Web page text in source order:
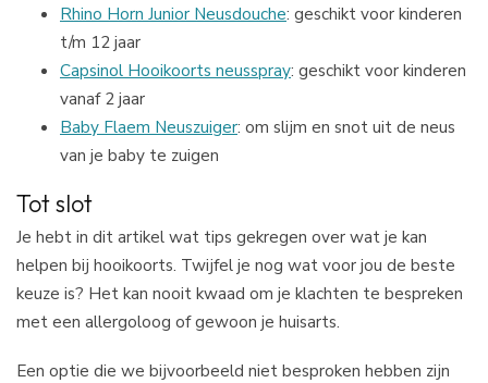
Rhino Horn Junior Neusdouche: geschikt voor kinderen
t/m 12 jaar
Capsinol Hooikoorts neusspray: geschikt voor kinderen
vanaf 2 jaar
Baby Flaem Neuszuiger: om slijm en snot uit de neus
van je baby te zuigen
Tot slot
Je hebt in dit artikel wat tips gekregen over wat je kan
helpen bij hooikoorts. Twijfel je nog wat voor jou de beste
keuze is? Het kan nooit kwaad om je klachten te bespreken
met een allergoloog of gewoon je huisarts.
Een optie die we bijvoorbeeld niet besproken hebben zijn